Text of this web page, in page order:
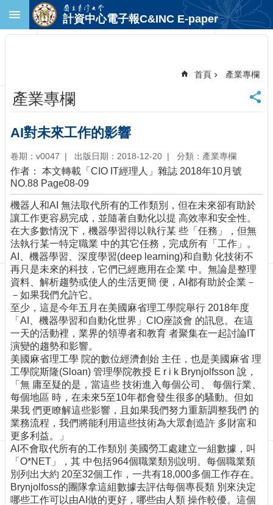
跳到主要內容區塊
首
頁
臺
大
首
頁
計
中
首
頁
聯
絡
資
訊
訂
閱/
取
消
網
站
導
覽
最
新
消
息
關
於
我
計資中心電子報C&INC E-paper
首頁 產業專欄
產業專欄
AI對未來工作的影響
卷期：v0047 出版日期：2018-12-20 分類：產業專欄
作者： 本文轉載「CIO IT經理人」雜誌 2018年10月號
NO.88 Page08-09
機器人和AI 無法取代所有的工作類別，但在未來卻有助於
讓工作更容易完成，並隨著自動化以提 高效率和安全性。
在大多數情況下，機器學習得以執行某 些「任務」，但無
法執行某一特定職業 中的其它任務，完成所有「工作」。
AI、機器學習、深度學習(deep learning)和自動 化技術不
再只是未來的科技，它們已經應用在企業 中。無論是整理
資料、解析趨勢或使人的生活更簡 便，AI都有助於企業－
－如果我們允許它。
至少，這是今年五月在美國麻省理工學院舉行 2018年度
「AI、機器學習和自動化世界」CIO座談會 的訊息。在這
一天的活動裡，業界的領導者和教育 者聚集在一起討論IT
演變的趨勢和影響。
美國麻省理工學 院的數位經濟創始 主任，也是美國麻省 理
工學院斯隆(Sloan) 管理學院教授 E r i k Brynjolfsson 說，
「無 庸至疑的是，當這些 技術進入每個公司、 每個行業、
每個地區 時，在未來5至10年都會發生很多的騷動。但如
果我 們更瞭解這些影響，且如果我們努力重新調整我們 的
業務流程，我們將能利用這些技術為大眾創造許 多財富和
更多利益。」
AI不會取代所有的工作類別 美國勞工處建立一組數據，叫
「O*NET」，其 中包括964個職業類別說明。每個職業類
別列出大約 20至32個工作，一共有18,000多個工作存在。
Brynjolfoss的團隊拿這組數據去評估每個專長類 別來決定
哪些工作可以由AI做的更好，哪些由人類 操作較優。這個